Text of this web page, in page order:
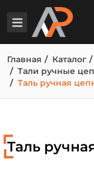
Главная Каталог
Тали ручные
Таль ручная
Таль